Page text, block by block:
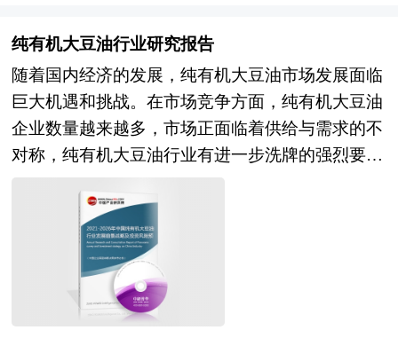
业、学术科研单位、投资企业准确了解行业最新发
展动态，把握市场机会，正确制定企业发展战略的
必备参考工具，极具参考价值！
规划提供准确的市场情报信息及科学的决策依据，
同时对银行信贷部门也具有极大的参考价值。
是中国市场上最权威、有效的研究产品。网游行业
状，为投资者进行投资作出行业前景预判，挖掘投
资价值，同时提出行业投资策略、生产策略、营销
策略等方面的建议。 本研究咨询报告由中研普华
咨询公司领衔撰写，在大量周密的市场调研基础
上，主要依据了国家统计局、国家商务部、国家发
改委、国家经济信息中心、国务院发展研究中心、
国家海关总署、全国商业信息中心、中国经济景气
监测中心、中国行业研究网、国内外相关报刊杂志
的基础信息以及网游专业研究单位等公布和提供的
大量资料。对我国网游行业作了详尽深入的分析，
纯有机大豆油行业研究报告
随着国内经济的发展，纯有机大豆油市场发展面临
巨大机遇和挑战。在市场竞争方面，纯有机大豆油
企业数量越来越多，市场正面临着供给与需求的不
对称，纯有机大豆油行业有进一步洗牌的强烈要
求，但是在一些纯有机大豆油细分市场仍有较大的
发展空间，信息化技术将成为核心竞争力。本报告
通过深入的调查、分析，投资者能够充分把握行业
目前所处的全球和国内宏观经济形势，具体分析该
产品所在的细分市场，对纯有机大豆油行业总体市
场的供求趋势及行业前景做出判断；明确目标市